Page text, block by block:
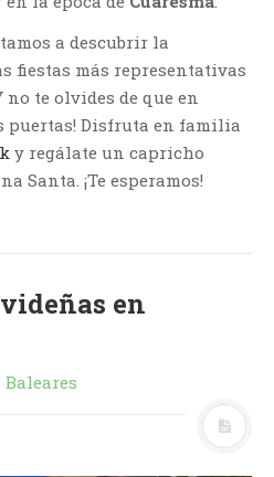
a descubrir la
fiestas más representativas
no te olvides de que en
puertas! Disfruta en familia
y regálate un capricho
Santa. ¡Te esperamos!
en